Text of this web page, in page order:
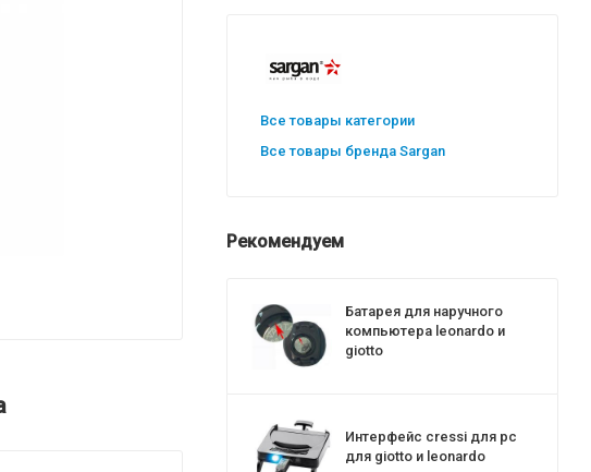
Все товары категории
Все товары бренда Sargan
Рекомендуем
Батарея для наручного
компьютера leonardo и
giotto
Интерфейс cressi для pc
для giotto и leonardo